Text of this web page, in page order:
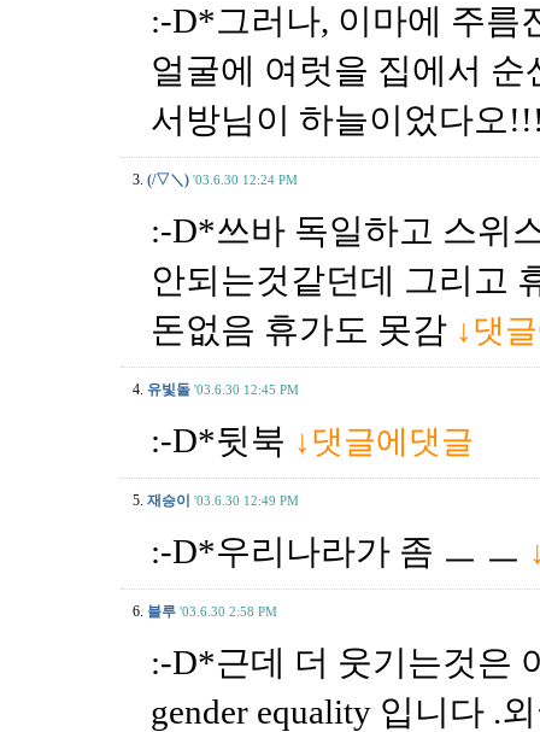
:-D*그러나, 이마에 주름
얼굴에 여럿을 집에서
서방님이 하늘이었다오
3. (/▽＼) '03.6.30 12:24 PM
:-D*쓰바 독일하고 스위
안되는것같던데 그리고
돈없음 휴가도 못감 ↓댓
4. 유빛돌 '03.6.30 12:45 PM
:-D*뒷북 ↓댓글에댓글
5. 재승이 '03.6.30 12:49 PM
:-D*우리나라가 좀 ㅡ ㅡ
6. 블루 '03.6.30 2:58 PM
:-D*근데 더 웃기는것은
gender equality 입니다 .